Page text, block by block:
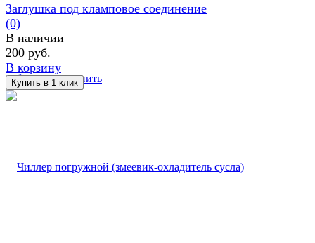
избранное сравнить
Заглушка под кламповое соединение
(0)
В наличии
200 руб.
В корзину